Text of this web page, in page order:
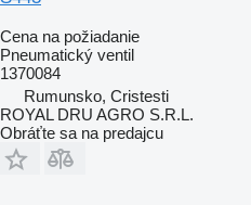
Cena na požiadanie
Pneumatický ventil
1370084
Rumunsko, Cristesti
ROYAL DRU AGRO S.R.L.
Obráťte sa na predajcu